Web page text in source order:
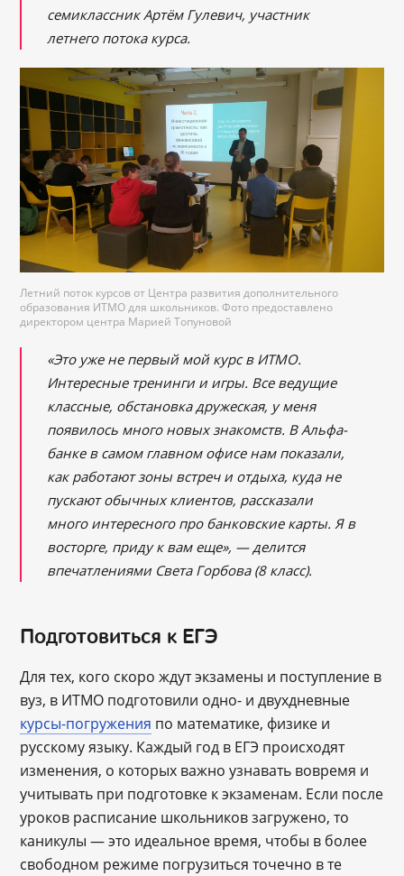
семиклассник Артём Гулевич, участник
летнего потока курса.
Летний поток курсов от Центра развития дополнительного
образования ИТМО для школьников. Фото предоставлено
директором центра Марией Топуновой
«Это уже не первый мой курс в ИТМО.
Интересные тренинги и игры. Все ведущие
классные, обстановка дружеская, у меня
появилось много новых знакомств. В Альфа-
банке в самом главном офисе нам показали,
как работают зоны встреч и отдыха, куда не
пускают обычных клиентов, рассказали
много интересного про банковские карты. Я в
восторге, приду к вам еще», — делится
впечатлениями Света Горбова (8 класс).
Подготовиться к ЕГЭ
Для тех, кого скоро ждут экзамены и поступление в
вуз, в ИТМО подготовили одно- и двухдневные
курсы-погружения по математике, физике и
русскому языку. Каждый год в ЕГЭ происходят
изменения, о которых важно узнавать вовремя и
учитывать при подготовке к экзаменам. Если после
уроков расписание школьников загружено, то
каникулы — это идеальное время, чтобы в более
свободном режиме погрузиться точечно в те